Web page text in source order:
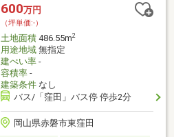
600万円
（坪単価:-）
土地面積486.55m2
用途地域無指定
建ぺい率-
容積率-
建築条件なし
バス/「窪田」バス停 停歩2分
岡山県赤磐市東窪田